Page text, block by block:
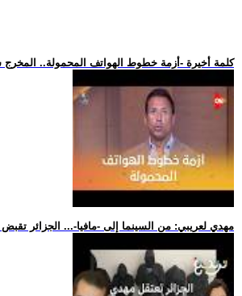
.. كلمة أخيرة -أزمة خطوط الهواتف المحمولة..
.. مهدي لعريبي: من السينما إلى -مافيا-... الجزائر